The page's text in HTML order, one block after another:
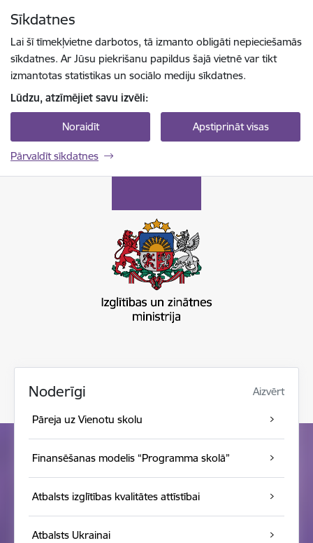
Sīkdatnes
Lai šī tīmekļvietne darbotos, tā izmanto obligāti nepieciešamās
sīkdatnes. Ar Jūsu piekrišanu papildus šajā vietnē var tikt
izmantotas statistikas un sociālo mediju sīkdatnes.
Lūdzu, atzīmējiet savu izvēli:
Noraidīt Apstiprināt visas
Pārvaldīt sīkdatnes
Noderīgi Aizvērt
Pāreja uz Vienotu skolu
Finansēšanas modelis “Programma skolā”
Atbalsts izglītības kvalitātes attīstībai
Atbalsts Ukrainai